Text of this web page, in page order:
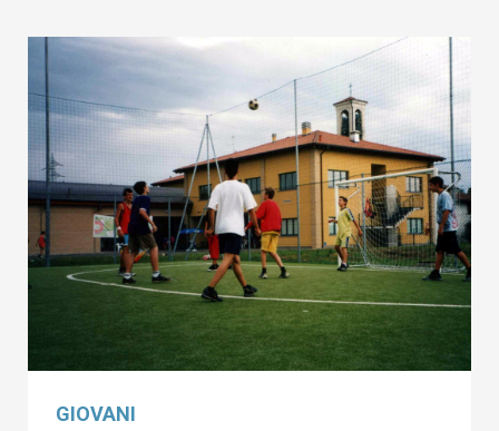
GIOVANI